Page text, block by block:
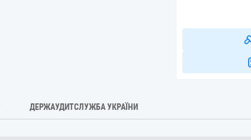
ДЕРЖАУДИТСЛУЖБА УКРАЇНИ